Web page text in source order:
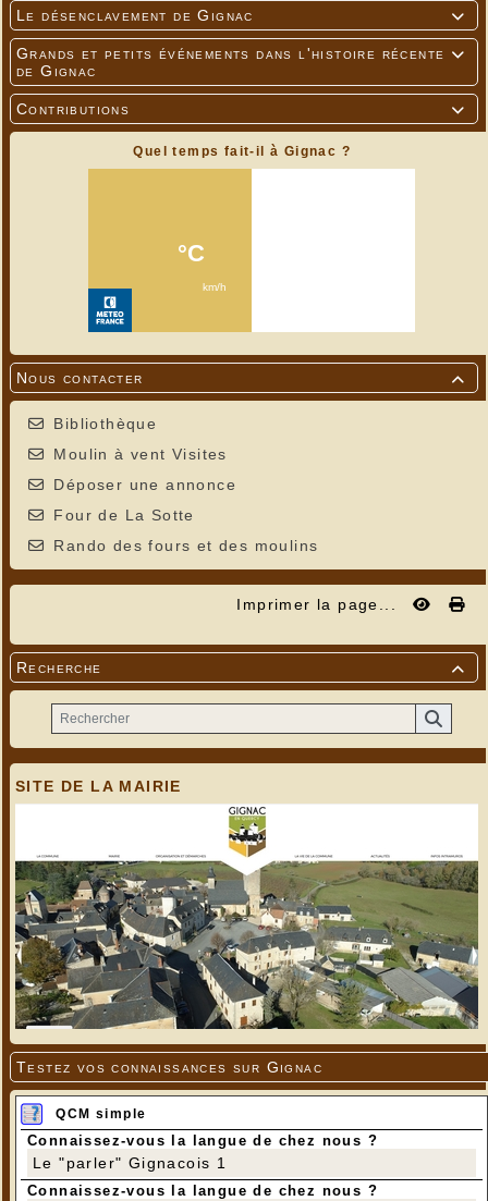

Le désenclavement de Gignac

Grands et petits événements dans l'histoire récente
de Gignac

Contributions
Quel temps fait-il à Gignac ?

Nous contacter
Bibliothèque
Moulin à vent Visites
Déposer une annonce
Four de La Sotte
Rando des fours et des moulins
Imprimer la page...

Recherche
SITE DE LA MAIRIE
Testez vos connaissances sur Gignac
QCM simple
Connaissez-vous la langue de chez nous ?
Le "parler" Gignacois 1
Connaissez-vous la langue de chez nous ?